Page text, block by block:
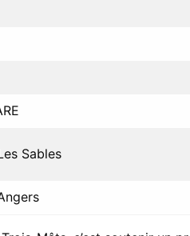
Sables